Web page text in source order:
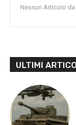
Nessun Articolo
ULTIMI